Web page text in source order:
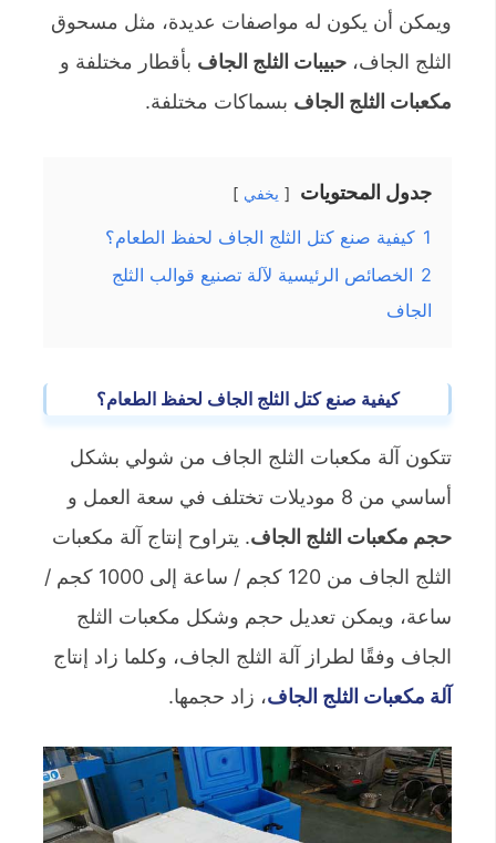
ويمكن أن يكون له مواصفات عديدة، مثل مسحوق
الثلج الجاف، حبيبات الثلج الجاف بأقطار مختلفة و
مكعبات الثلج الجاف بسماكات مختلفة.
جدول المحتويات يخفي
1 كيفية صنع كتل الثلج الجاف لحفظ الطعام؟
2 الخصائص الرئيسية لآلة تصنيع قوالب الثلج
الجاف
كيفية صنع كتل الثلج الجاف لحفظ الطعام؟
تتكون آلة مكعبات الثلج الجاف من شولي بشكل
أساسي من 8 موديلات تختلف في سعة العمل و
حجم مكعبات الثلج الجاف. يتراوح إنتاج آلة مكعبات
الثلج الجاف من 120 كجم / ساعة إلى 1000 كجم /
ساعة، ويمكن تعديل حجم وشكل مكعبات الثلج
الجاف وفقًا لطراز آلة الثلج الجاف، وكلما زاد إنتاج
آلة مكعبات الثلج الجاف، زاد حجمها.